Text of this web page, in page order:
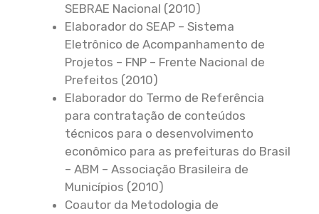
SEBRAE Nacional (2010)
Elaborador do SEAP – Sistema
Eletrônico de Acompanhamento de
Projetos – FNP – Frente Nacional de
Prefeitos (2010)
Elaborador do Termo de Referência
para contratação de conteúdos
técnicos para o desenvolvimento
econômico para as prefeituras do Brasil
– ABM – Associação Brasileira de
Municípios (2010)
Coautor da Metodologia de